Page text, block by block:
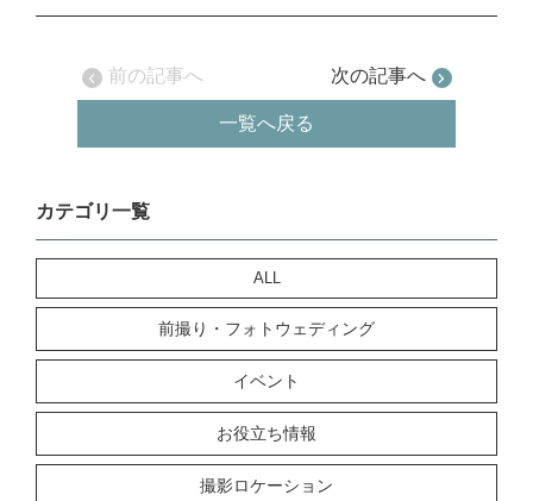
前の記事へ 次の記事へ
一覧へ戻る
カテゴリ一覧
ALL
前撮り・フォトウェディング
イベント
お役立ち情報
撮影ロケーション